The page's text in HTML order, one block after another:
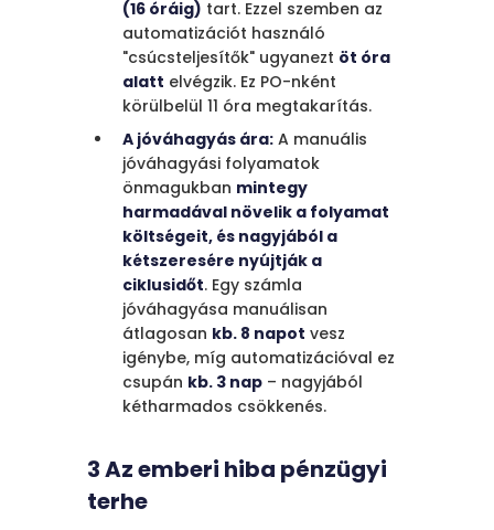
Másolás
(16 óráig) tart. Ezzel szemben az
automatizációt használó
"csúcsteljesítők" ugyanezt öt óra
alatt elvégzik. Ez PO-nként
körülbelül 11 óra megtakarítás.
A jóváhagyás ára: A manuális
jóváhagyási folyamatok
önmagukban mintegy
harmadával növelik a folyamat
költségeit, és nagyjából a
kétszeresére nyújtják a
ciklusidőt. Egy számla
jóváhagyása manuálisan
átlagosan kb. 8 napot vesz
igénybe, míg automatizációval ez
csupán kb. 3 nap – nagyjából
kétharmados csökkenés.
3 Az emberi hiba pénzügyi
terhe